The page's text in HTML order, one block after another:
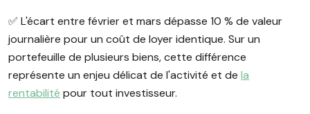
✅️ L'écart entre février et mars dépasse 10 % de valeur
journalière pour un coût de loyer identique. Sur un
portefeuille de plusieurs biens, cette différence
représente un enjeu délicat de l'activité et de la
rentabilité pour tout investisseur.